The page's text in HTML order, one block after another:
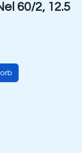
60/2, 12.5